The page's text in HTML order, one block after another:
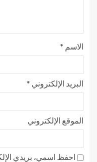
الاسم *
البريد الإلكتروني *
الموقع الإلكتروني
احفظ اسمي، بريدي